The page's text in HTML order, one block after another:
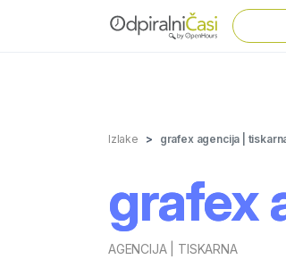
Izlake grafex agencija |
grafex
AGENCIJA | TISKARNA